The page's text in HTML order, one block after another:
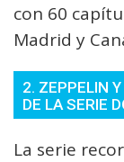
con 60
Madrid y
2. ZEPPELIN
DE LA SERIE
La serie